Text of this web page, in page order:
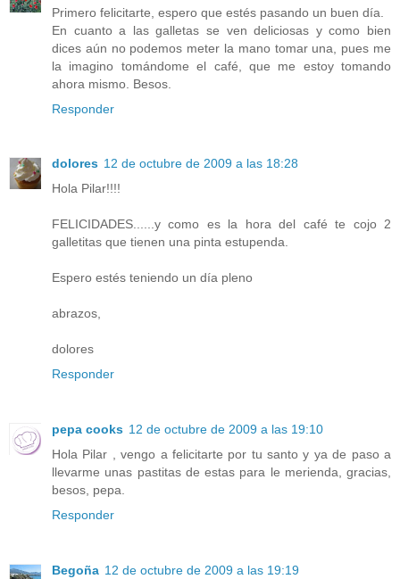
Primero felicitarte, espero que estés pasando un buen día.
En cuanto a las galletas se ven deliciosas y como bien
dices aún no podemos meter la mano tomar una, pues me
la imagino tomándome el café, que me estoy tomando
ahora mismo. Besos.
Responder
dolores 12 de octubre de 2009 a las 18:28
Hola Pilar!!!!
FELICIDADES......y como es la hora del café te cojo 2
galletitas que tienen una pinta estupenda.
Espero estés teniendo un día pleno
abrazos,
dolores
Responder
pepa cooks 12 de octubre de 2009 a las 19:10
Hola Pilar , vengo a felicitarte por tu santo y ya de paso a
llevarme unas pastitas de estas para le merienda, gracias,
besos, pepa.
Responder
Begoña 12 de octubre de 2009 a las 19:19